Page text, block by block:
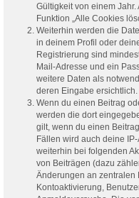
Gültigkeit von einem
Funktion „Alle Cookies
Weiterhin werden die
in deinem Profil oder
Registrierung sind
Mail-Adresse und ein
weitere Daten als
deren Eingabe ersichtlich.
Wenn du einen Beitrag
werden die dort
gilt, wenn du einen
Fällen wird auch deine
weiterhin bei folgenden
von Beiträgen (dazu
Änderungen an zentralen
Kontoaktivierung,